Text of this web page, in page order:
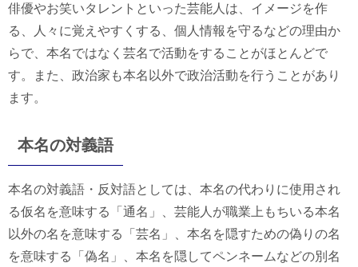
俳優やお笑いタレントといった芸能人は、イメージを作
る、人々に覚えやすくする、個人情報を守るなどの理由か
らで、本名ではなく芸名で活動をすることがほとんどで
す。また、政治家も本名以外で政治活動を行うことがあり
ます。
本名の対義語
本名の対義語・反対語としては、本名の代わりに使用され
る仮名を意味する「通名」、芸能人が職業上もちいる本名
以外の名を意味する「芸名」、本名を隠すための偽りの名
を意味する「偽名」、本名を隠してペンネームなどの別名